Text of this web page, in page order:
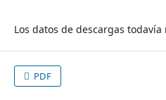
Los datos de descargas
PDF